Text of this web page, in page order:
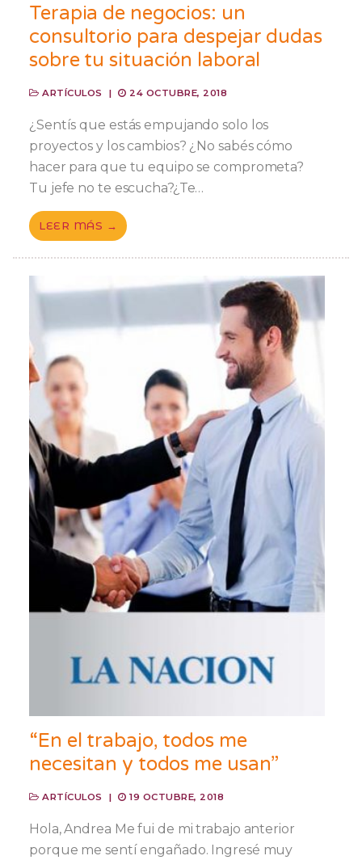
Terapia de negocios: un
consultorio para despejar dudas
sobre tu situación laboral
ARTÍCULOS | 24 OCTUBRE, 2018
¿Sentís que estás empujando solo los
proyectos y los cambios? ¿No sabés cómo
hacer para que tu equipo se comprometa?
Tu jefe no te escucha?¿Te…
LEER MÁS →
“En el trabajo, todos me
necesitan y todos me usan”
ARTÍCULOS | 19 OCTUBRE, 2018
Hola, Andrea Me fui de mi trabajo anterior
porque me sentí engañado. Ingresé muy